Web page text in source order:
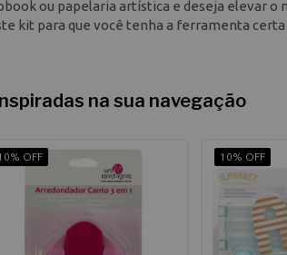
ou papelaria artística e deseja elevar o
kit para que você tenha a ferramenta certa
na sua navegação
OFF 10% OFF